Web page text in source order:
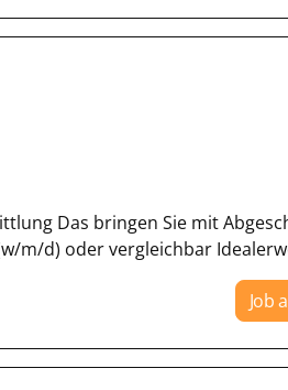
Das bringen Sie mit
m/d) oder vergleichbar
Job